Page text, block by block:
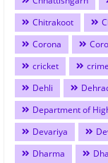
Chitrakoot
Corona
cricket
crime
Dehli
Department of
Devariya
Dharma